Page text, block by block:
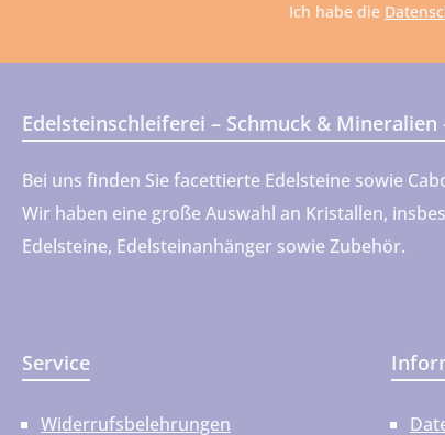
Ich habe die
Edelsteinschleiferei – Schmuck & Mineralien
Bei uns finden Sie facettierte Edelsteine sowie
Wir haben eine große Auswahl an Kristallen,
Edelsteine, Edelsteinanhänger sowie Zubehör.
Service
Widerrufsbelehrungen